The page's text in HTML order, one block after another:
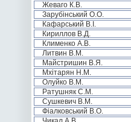
Жеваго К.В.
Зарубінський О.О.
Кафарський В.І.
Кириллов В.Д.
Клименко А.В.
Литвин В.М.
Майстришин В.Я.
Мхітарян Н.М.
Олуйко В.М.
Ратушняк С.М.
Сушкевич В.М.
Фіалковський В.О.